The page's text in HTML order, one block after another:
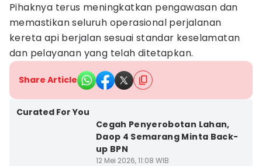
Pihaknya terus meningkatkan pengawasan dan
memastikan seluruh operasional perjalanan
kereta api berjalan sesuai standar keselamatan
dan pelayanan yang telah ditetapkan.
Share Article
Curated For You
Cegah Penyerobotan Lahan,
Daop 4 Semarang Minta Back-
up BPN
12 Mei 2026, 11:08 WIB